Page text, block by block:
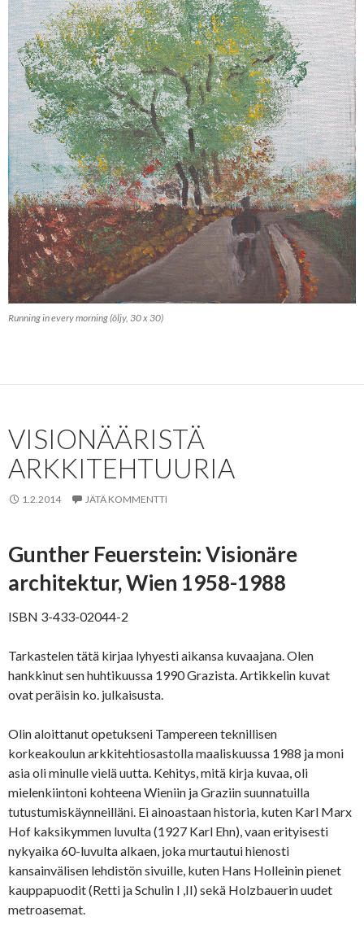
Running in every morning (öljy, 30 x 30)
VISIONÄÄRISTÄ
ARKKITEHTUURIA
1.2.2014 JÄTÄ KOMMENTTI
Gunther Feuerstein: Visionäre
architektur, Wien 1958-1988
ISBN 3-433-02044-2
Tarkastelen tätä kirjaa lyhyesti aikansa kuvaajana. Olen
hankkinut sen huhtikuussa 1990 Grazista. Artikkelin kuvat
ovat peräisin ko. julkaisusta.
Olin aloittanut opetukseni Tampereen teknillisen
korkeakoulun arkkitehtiosastolla maaliskuussa 1988 ja moni
asia oli minulle vielä uutta. Kehitys, mitä kirja kuvaa, oli
mielenkiintoni kohteena Wieniin ja Graziin suunnatuilla
tutustumiskäynneilläni. Ei ainoastaan historia, kuten Karl Marx
Hof kaksikymmen luvulta (1927 Karl Ehn), vaan erityisesti
nykyaika 60-luvulta alkaen, joka murtautui hienosti
kansainvälisen lehdistön sivuille, kuten Hans Holleinin pienet
kauppapuodit (Retti ja Schulin I ,II) sekä Holzbauerin uudet
metroasemat.